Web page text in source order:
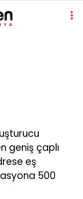
geniş çaplı
eş
500